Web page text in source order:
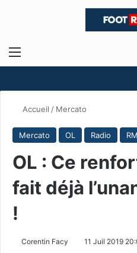
Menu
Accueil / Mercato
Mercato OL Radio
OL : Ce
fait déjà
!
Corentin Facy 11 Juil 2019